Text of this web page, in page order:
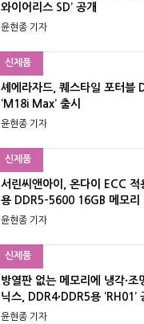
와이어리스 SD’ 공개
윤현종 기자
신제품
셰에라자드, 퀘스타일 포터블
‘M18i Max’ 출시
윤현종 기자
신제품
서린씨앤아이, 온다이 ECC 적
용 DDR5-5600 16GB 메모리
윤현종 기자
신제품
방열판 없는 메모리에 냉각·
닉스, DDR4·DDR5용 ‘RH01’
윤현종 기자